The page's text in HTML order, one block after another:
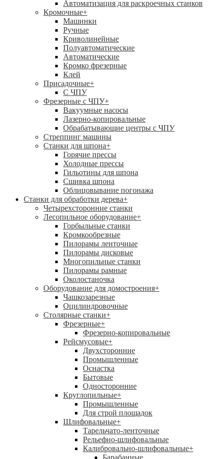
Автоматизация для раскроечных станков
Кромочные+
Машинки
Ручные
Криволинейные
Полуавтоматические
Автоматические
Кромко фрезерные
Клей
Присадочные+
С ЧПУ
Фрезерные с ЧПУ+
Вакуумные насосы
Лазерно-копировальные
Обрабатывающие центры с ЧПУ
Стреппинг машины
Станки для шпона+
Горячие прессы
Холодные прессы
Гильотины для шпона
Сшивка шпона
Облицовывание погонажа
Станки для обработки дерева+
Четырехсторонние станки
Лесопильное оборудование+
Горбыльные станки
Кромкообрезные
Пилорамы ленточные
Пилорамы дисковые
Многопильные станки
Пилорамы рамные
Околостаночка
Оборудование для домостроения+
Чашкозарезные
Оцилиндровочные
Столярные станки+
Фрезерные+
Фрезерно-копировальные
Рейсмусовые+
Двухсторонние
Промышленные
Оснастка
Бытовые
Односторонние
Круглопильные+
Промышленные
Для строй площадок
Шлифовальные+
Тарельчато-ленточные
Рельефно-шлифовальные
Калибровально-шлифовальные+
Барабанные